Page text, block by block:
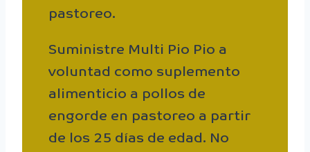
pastoreo.
Suministre Multi Pio Pio a
voluntad como suplemento
alimenticio a pollos de
engorde en pastoreo a partir
de los 25 días de edad. No